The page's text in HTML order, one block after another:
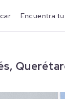
Encuentra